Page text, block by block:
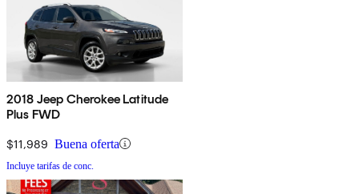
2018 Jeep Cherokee Latitude
Plus FWD
$11,989 Buena oferta
Incluye tarifas de conc.